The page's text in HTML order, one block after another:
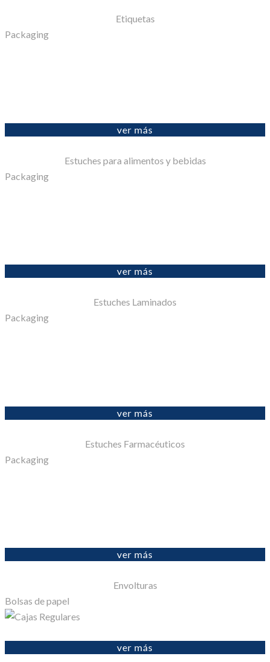
Etiquetas
Packaging
ver más
Estuches para alimentos y bebidas
Packaging
ver más
Estuches Laminados
Packaging
ver más
Estuches Farmacéuticos
Packaging
ver más
Envolturas
Bolsas de papel
ver más